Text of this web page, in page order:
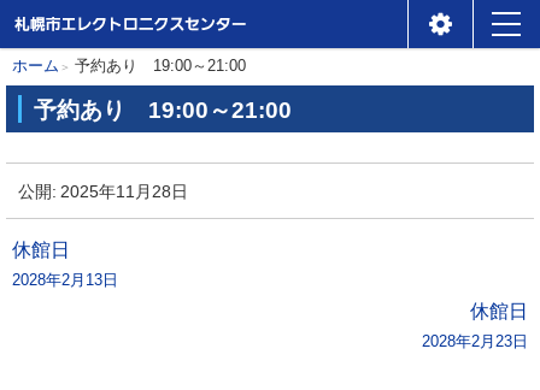
本
へ
札幌市エレクトロニクスセ
ンター
ニ
ュ
ー
現
在
位
置
の
階
層
ホーム 予約あり 19:00～21:00
予約あり 19:00～21:00
予
約
あ
り
公開:2025年11月28日
投
休館日
2028年2月13日
休館日
2028年2月23日